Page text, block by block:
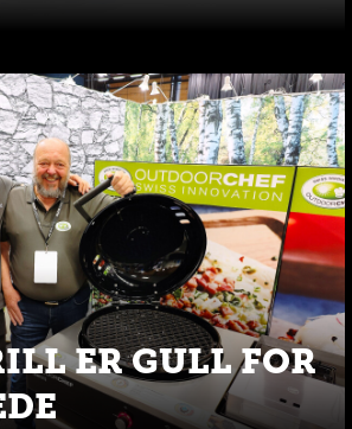
ER GULL FOR